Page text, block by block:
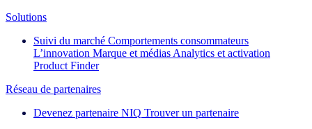
Solutions
Suivi du marché Comportements consommateurs
L’innovation Marque et médias Analytics et activation
Product Finder
Réseau de partenaires
Devenez partenaire NIQ Trouver un partenaire